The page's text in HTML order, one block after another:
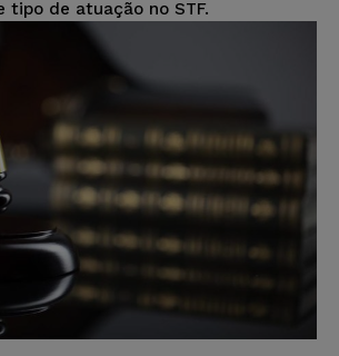
tipo de atuação no STF.